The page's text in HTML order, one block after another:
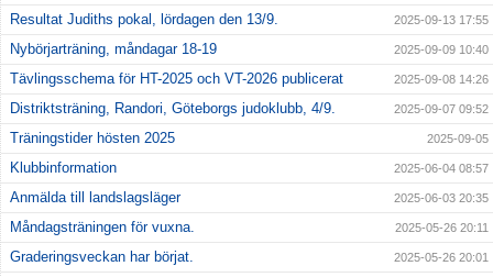
Resultat Judiths pokal, lördagen den 13/9. 2025-09-13 17:55
Nybörjarträning, måndagar 18-19 2025-09-09 10:40
Tävlingsschema för HT-2025 och VT-2026 publicerat 2025-09-08 14:26
Distriktsträning, Randori, Göteborgs judoklubb, 4/9. 2025-09-07 09:52
Träningstider hösten 2025 2025-09-05
Klubbinformation 2025-06-04 08:57
Anmälda till landslagsläger 2025-06-03 20:35
Måndagsträningen för vuxna. 2025-05-26 20:11
Graderingsveckan har börjat. 2025-05-26 20:01